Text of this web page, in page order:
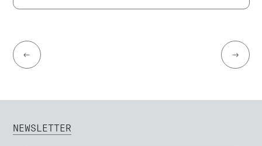
← →
NEWSLETTER